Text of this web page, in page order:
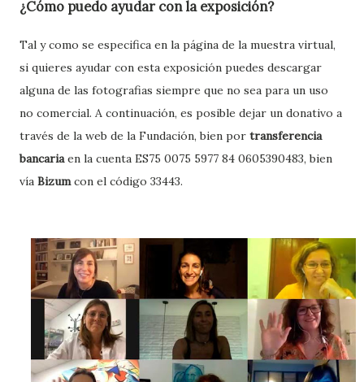
¿Cómo puedo ayudar con la exposición?
Tal y como se especifica en la página de la muestra virtual,
si quieres ayudar con esta exposición puedes descargar
alguna de las fotografias siempre que no sea para un uso
no comercial. A continuación, es posible dejar un donativo a
través de la web de la Fundación, bien por transferencia
bancaria en la cuenta ES75 0075 5977 84 0605390483, bien
vía Bizum con el código 33443.